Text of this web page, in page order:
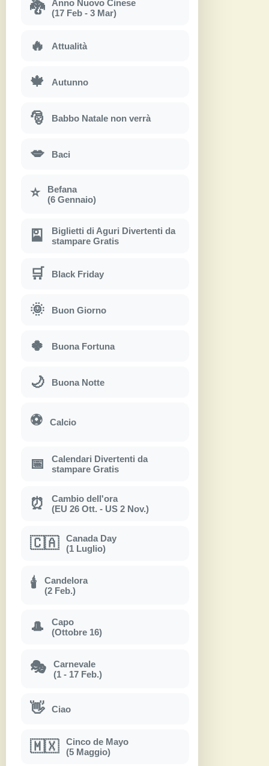
🐉
Anno Nuovo Cinese
(17 Feb - 3 Mar)
🔥 Attualità
🍁 Autunno
🎅 Babbo Natale non verrà
💋 Baci
⭐
Befana
(6 Gennaio)
🎴
Biglietti di Aguri Divertenti da
stampare Gratis
🛒 Black Friday
🌞 Buon Giorno
🍀 Buona Fortuna
🌙 Buona Notte
⚽ Calcio
📅
Calendari Divertenti da
stampare Gratis
⏰
Cambio dell'ora
(EU 26 Ott. - US 2 Nov.)
🇨🇦
Canada Day
(1 Luglio)
🕯
Candelora
(2 Feb.)
🎩
Capo
(Ottobre 16)
🎭
Carnevale
(1 - 17 Feb.)
👋 Ciao
🇲🇽
Cinco de Mayo
(5 Maggio)